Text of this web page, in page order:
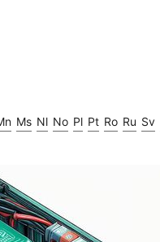
Ms Nl No Pl Pt Ro Ru Sv